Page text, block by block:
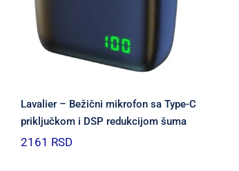
Lavalier – Bežični mikrofon sa Type-C
priključkom i DSP redukcijom šuma
2161 RSD